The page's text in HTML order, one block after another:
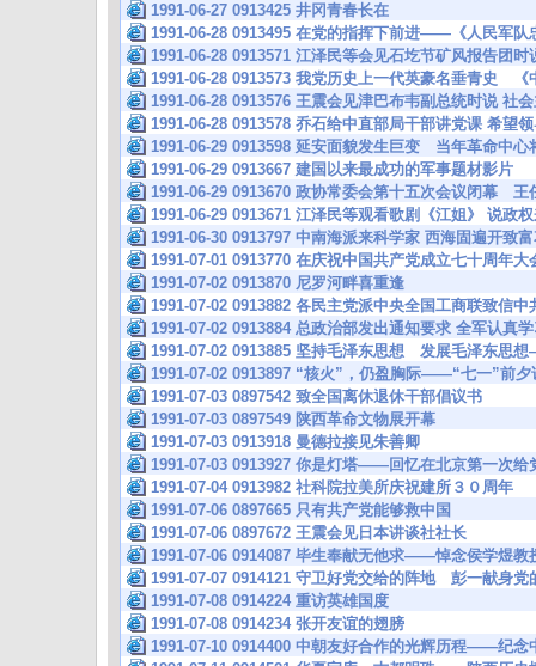
1991-06-27 0913425 井冈青春长在
1991-06-28 0913495 在党的指挥下前进——《人民军队
1991-06-28 0913571 江泽民等会见石圪节矿风报告团
1991-06-28 0913573 我党历史上一代英豪名垂青史 《
1991-06-28 0913576 王震会见津巴布韦副总统时说 社
1991-06-28 0913578 乔石给中直部局干部讲党课 希望
1991-06-29 0913598 延安面貌发生巨变 当年革命中心
1991-06-29 0913667 建国以来最成功的军事题材影片
1991-06-29 0913670 政协常委会第十五次会议闭幕 王
1991-06-29 0913671 江泽民等观看歌剧《江姐》 说政
1991-06-30 0913797 中南海派来科学家 西海固遍开致
1991-07-01 0913770 在庆祝中国共产党成立七十周年
1991-07-02 0913870 尼罗河畔喜重逢
1991-07-02 0913882 各民主党派中央全国工商联致信
1991-07-02 0913884 总政治部发出通知要求 全军认真
1991-07-02 0913885 坚持毛泽东思想 发展毛泽东思
1991-07-02 0913897 “核火”，仍盈胸际——“七一”前夕
1991-07-03 0897542 致全国离休退休干部倡议书
1991-07-03 0897549 陕西革命文物展开幕
1991-07-03 0913918 曼德拉接见朱善卿
1991-07-03 0913927 你是灯塔——回忆在北京第一次给
1991-07-04 0913982 社科院拉美所庆祝建所３０周年
1991-07-06 0897665 只有共产党能够救中国
1991-07-06 0897672 王震会见日本讲谈社社长
1991-07-06 0914087 毕生奉献无他求——悼念侯学煜教
1991-07-07 0914121 守卫好党交给的阵地 彭一献身党
1991-07-08 0914224 重访英雄国度
1991-07-08 0914234 张开友谊的翅膀
1991-07-10 0914400 中朝友好合作的光辉历程——纪念